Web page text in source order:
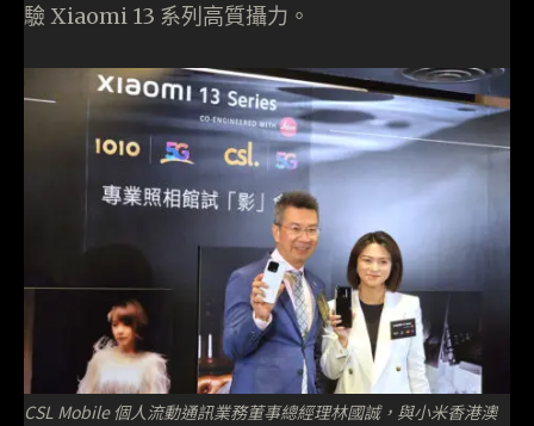
驗 Xiaomi 13 系列高質攝力。
CSL Mobile 個人流動通訊業務董事總經理林國誠，與小米香港澳